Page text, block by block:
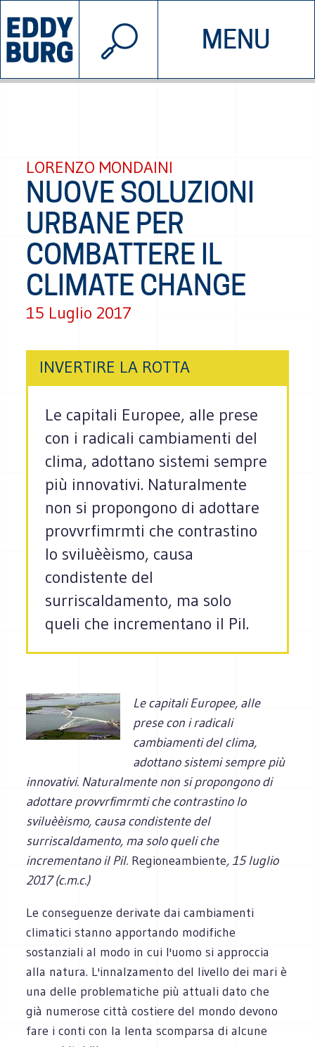
MENU
INIZIATIVE CHI SIAMO
© 2026 EDDYBURG
LORENZO MONDAINI
NUOVE SOLUZIONI
URBANE PER
COMBATTERE IL
CLIMATE CHANGE
15 Luglio 2017
INVERTIRE LA ROTTA
Le capitali Europee, alle prese
con i radicali cambiamenti del
clima, adottano sistemi sempre
più innovativi. Naturalmente
non si propongono di adottare
provvrfimrmti che contrastino
lo sviluèèismo, causa
condistente del
surriscaldamento, ma solo
queli che incrementano il Pil.
Le capitali Europee, alle
prese con i radicali
cambiamenti del clima,
adottano sistemi sempre più
innovativi. Naturalmente non si propongono di
adottare provvrfimrmti che contrastino lo
sviluèèismo, causa condistente del
surriscaldamento, ma solo queli che
incrementano il Pil. Regioneambiente, 15 luglio
2017 (c.m.c.)
Le conseguenze derivate dai cambiamenti
climatici stanno apportando modifiche
sostanziali al modo in cui l'uomo si approccia
alla natura. L'innalzamento del livello dei mari è
una delle problematiche più attuali dato che
già numerose città costiere del mondo devono
fare i conti con la lenta scomparsa di alcune